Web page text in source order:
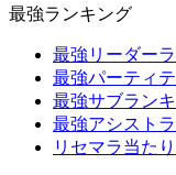
最強ランキング
最強リーダー
最強パーティ
最強サブラン
最強アシスト
リセマラ当た